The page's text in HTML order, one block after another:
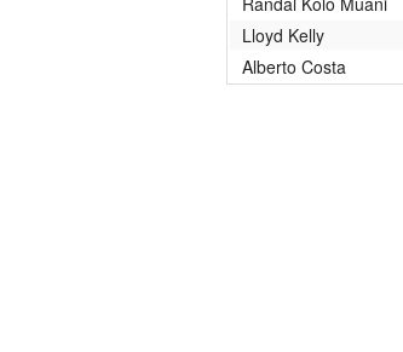
Lloyd Kelly
Alberto Costa